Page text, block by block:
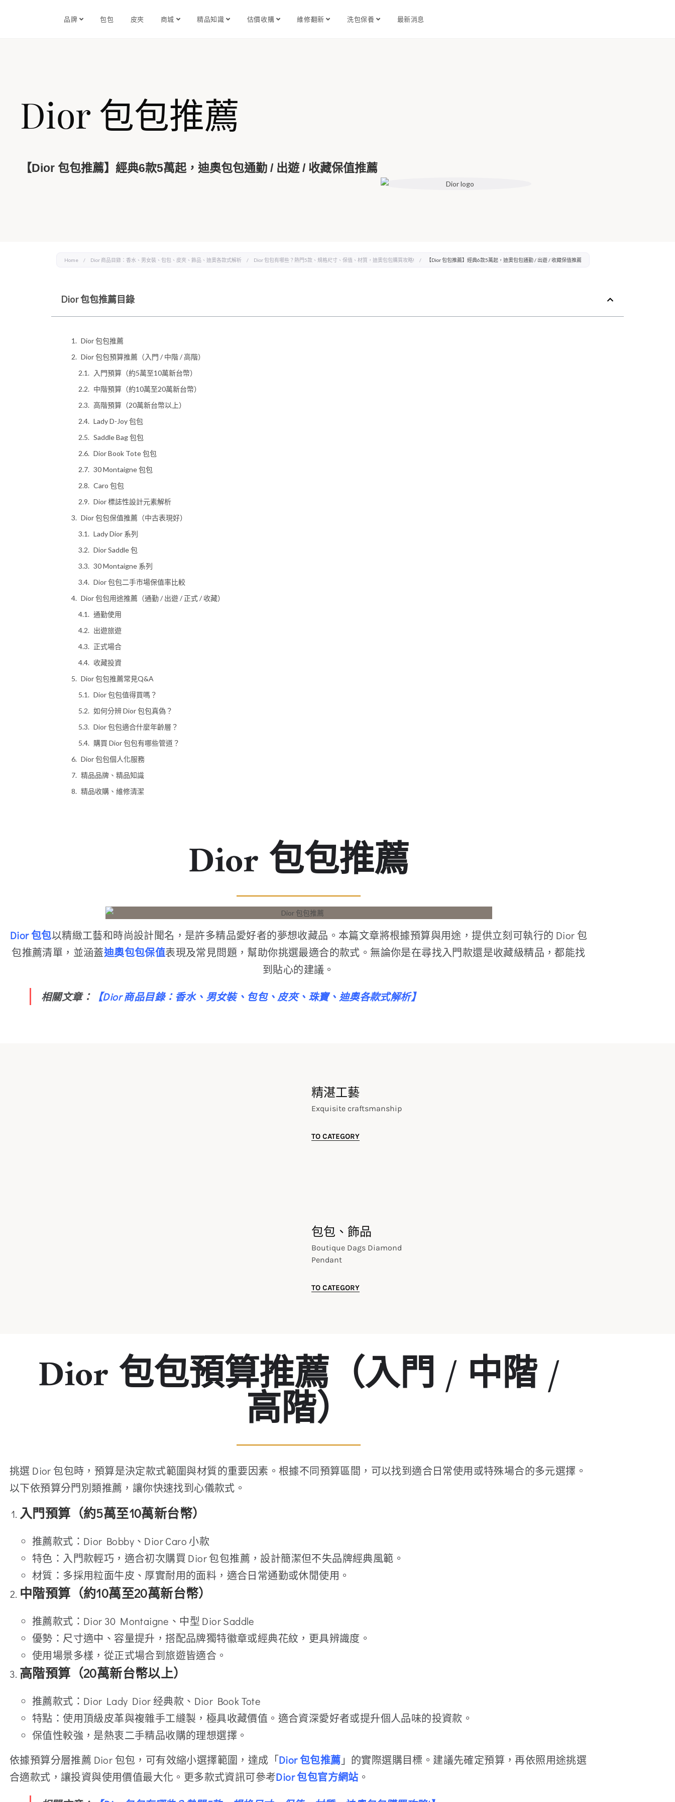
品牌 包包 皮夾 商城 精品知識 估價收購 維修翻新 洗包保養 最新消息
Dior 包包推薦
【Dior 包包推薦】經典6款5萬起，迪奧包包通勤 / 出遊 / 收藏保值推薦
Home / Dior 商品目錄：香水、男女裝、包包、皮夾、飾品、迪奧各款式解析 / Dior 包包有哪些？熱門5款、規格尺寸、保值、材質，迪奧包包購買攻略! / 【Dior 包包推薦】經典6款5萬起，迪奧包包通勤 / 出遊 / 收藏保值推薦
Dior 包包推薦目錄
Dior 包包推薦
Dior 包包預算推薦（入門 / 中階 / 高階）
入門預算（約5萬至10萬新台幣）
中階預算（約10萬至20萬新台幣）
高階預算（20萬新台幣以上）
Lady D-Joy 包包
Saddle Bag 包包
Dior Book Tote 包包
30 Montaigne 包包
Caro 包包
Dior 標誌性設計元素解析
Dior 包包保值推薦（中古表現好）
Lady Dior 系列
Dior Saddle 包
30 Montaigne 系列
Dior 包包二手市場保值率比較
Dior 包包用途推薦（通勤 / 出遊 / 正式 / 收藏）
通勤使用
出遊旅遊
正式場合
收藏投資
Dior 包包推薦常見Q&A
Dior 包包值得買嗎？
如何分辨 Dior 包包真偽？
Dior 包包適合什麼年齡層？
購買 Dior 包包有哪些管道？
Dior 包包個人化服務
精品品牌、精品知識
精品收購、維修清潔
Dior 包包推薦
Dior 包包以精緻工藝和時尚設計聞名，是許多精品愛好者的夢想收藏品。本篇文章將根據預算與用途，提供立刻可執行的 Dior 包
包推薦清單，並涵蓋迪奧包包保值表現及常見問題，幫助你挑選最適合的款式。無論你是在尋找入門款還是收藏級精品，都能找
到貼心的建議。
相關文章： 【Dior 商品目錄：香水、男女裝、包包、皮夾、珠寶、迪奧各款式解析】
精湛工藝
Exquisite craftsmanship
TO CATEGORY
包包、飾品
Boutique Dags Diamond
Pendant
TO CATEGORY
Dior 包包預算推薦（入門 / 中階 /
高階）
挑選 Dior 包包時，預算是決定款式範圍與材質的重要因素。根據不同預算區間，可以找到適合日常使用或特殊場合的多元選擇。
以下依預算分門別類推薦，讓你快速找到心儀款式。
入門預算（約5萬至10萬新台幣）
推薦款式：Dior Bobby、Dior Caro 小款
特色：入門款輕巧，適合初次購買 Dior 包包推薦，設計簡潔但不失品牌經典風範。
材質：多採用粒面牛皮、厚實耐用的面料，適合日常通勤或休閒使用。
中階預算（約10萬至20萬新台幣）
推薦款式：Dior 30 Montaigne、中型 Dior Saddle
優勢：尺寸適中、容量提升，搭配品牌獨特徽章或經典花紋，更具辨識度。
使用場景多樣，從正式場合到旅遊皆適合。
高階預算（20萬新台幣以上）
推薦款式：Dior Lady Dior 经典款、Dior Book Tote
特點：使用頂級皮革與複雜手工縫製，極具收藏價值。適合資深愛好者或提升個人品味的投資款。
保值性較強，是熱衷二手精品收購的理想選擇。
依據預算分層推薦 Dior 包包，可有效縮小選擇範圍，達成「Dior 包包推薦 」的實際選購目標。建議先確定預算，再依照用途挑選
合適款式，讓投資與使用價值最大化。更多款式資訊可參考Dior 包包官方網站 。